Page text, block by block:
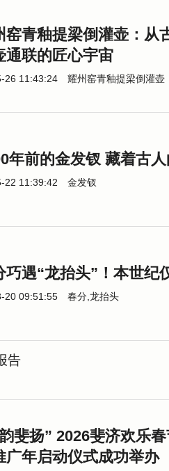
窑青釉提梁倒灌壶：从
通联的匠心宇宙
26 11:43:24 耀州窑青釉提梁倒灌壶
年前的金发钗 藏着古
22 11:39:42 金发钗
巧遇“龙抬头”！本世纪
20 09:51:55 春分,龙抬头
告
斐扬” 2026斐济欢乐
广年启动仪式成功举办